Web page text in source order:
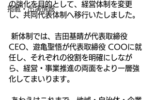
掲載・出演情報
の強化を目的として、経営体制を変更
し、共同代表体制へ移行いたしました。
CEO、遊亀聖悟が代表取締役 COOに就
任し、それぞれの役割を明確にしなが
ら、経営・事業推進の両面をより一層強
化してまいります。